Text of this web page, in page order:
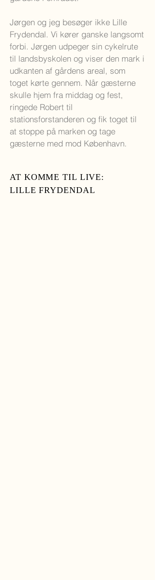
Jørgen og jeg besøger ikke Lille
Frydendal. Vi kører ganske langsomt
forbi. Jørgen udpeger sin cykelrute
til landsbyskolen og viser den mark i
udkanten af gårdens areal, som
toget kørte gennem. Når gæsterne
skulle hjem fra middag og fest,
ringede Robert til
stationsforstanderen og fik toget til
at stoppe på marken og tage
gæsterne med mod København.
AT KOMME TIL LIVE:
LILLE FRYDENDAL